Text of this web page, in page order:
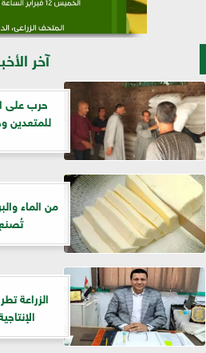
آخر
حرب على
للمتعدين
من الماء